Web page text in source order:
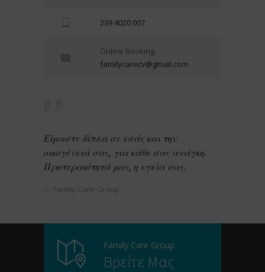
239 4020 007
Online Booking:
familycarecv@gmail.com
Είμαστε δίπλα σε εσάς και την
οικογένειά σας, για κάθε σας ανάγκη.
Προτεραιότητά μας, η υγεία σας.
— Family Care Group
Family Care Group
Βρείτε Μας